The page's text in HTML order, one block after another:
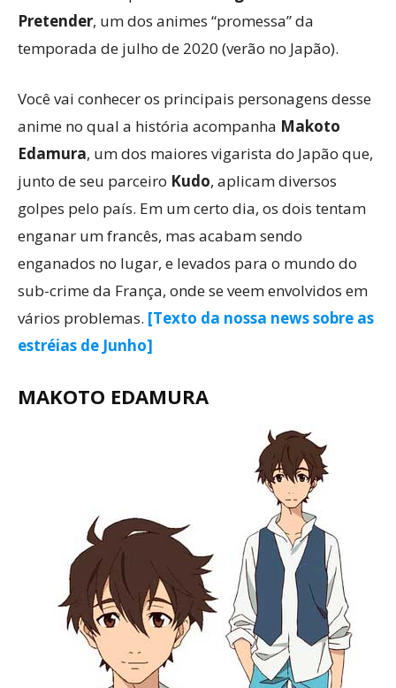
Pretender, um dos animes “promessa” da
temporada de julho de 2020 (verão no Japão).
Você vai conhecer os principais personagens desse
anime no qual a história acompanha Makoto
Edamura, um dos maiores vigarista do Japão que,
junto de seu parceiro Kudo, aplicam diversos
golpes pelo país. Em um certo dia, os dois tentam
enganar um francês, mas acabam sendo
enganados no lugar, e levados para o mundo do
sub-crime da França, onde se veem envolvidos em
vários problemas. [Texto da nossa news sobre as
estréias de Junho]
MAKOTO EDAMURA